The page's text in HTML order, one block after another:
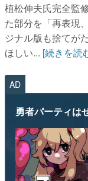
植松伸夫氏完全監
た部分を「再表現
ジナル版も捨てが
ほしい... [続きを読
AD
勇者パーティは